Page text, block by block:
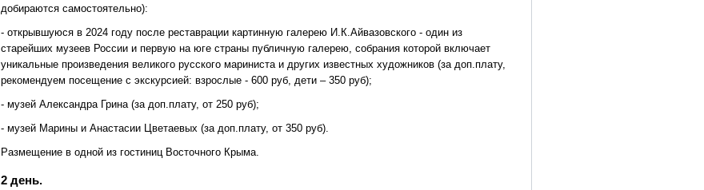
добираются самостоятельно):
- открывшуюся в 2024 году после реставрации картинную галерею И.К.Айвазовского - один из
старейших музеев России и первую на юге страны публичную галерею, собрания которой включает
уникальные произведения великого русского мариниста и других известных художников (за доп.плату,
рекомендуем посещение с экскурсией: взрослые - 600 руб, дети – 350 руб);
- музей Александра Грина (за доп.плату, от 250 руб);
- музей Марины и Анастасии Цветаевых (за доп.плату, от 350 руб).
Размещение в одной из гостиниц Восточного Крыма.
2 день.